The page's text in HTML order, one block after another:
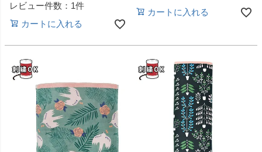
レビュー件数：1件
カートに入れる
カートに入れる